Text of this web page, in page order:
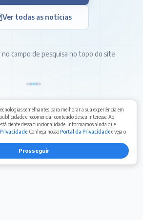
semelhantes para melhorar a sua experiência em
e recomendar conteúdo de seu interesse. Ao
ciente dessa funcionalidade. Informamos ainda que
. Conheça nossoPortal da Privacidadee veja o
Prosseguir
Ver todas as notícias
campo de pesquisa no topo do site